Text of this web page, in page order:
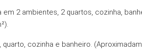
2 ambientes, 2 quartos, cozinha,
cozinha e banheiro.